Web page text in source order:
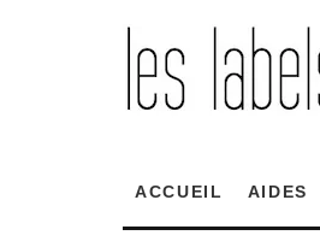
ACCUEIL AIDES